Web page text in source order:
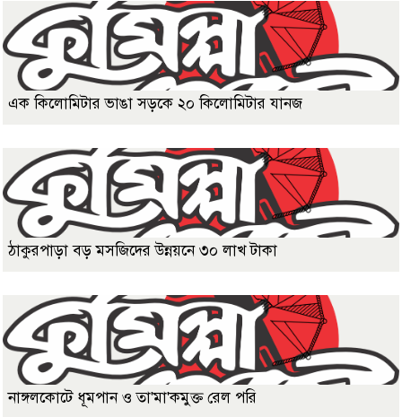
এক কিলোমিটার ভাঙা সড়কে ২০ কিলোমিটার যানজ
ঠাকুরপাড়া বড় মসজিদের উন্নয়নে ৩০ লাখ টাকা
নাঙ্গলকোটে ধূমপান ও তা'মা'কমুক্ত রেল পরি